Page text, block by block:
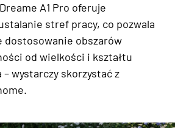
A1 Pro oferuje
stref pracy, co pozwala
dostosowanie obszarów
od wielkości i kształtu
wystarczy skorzystać z